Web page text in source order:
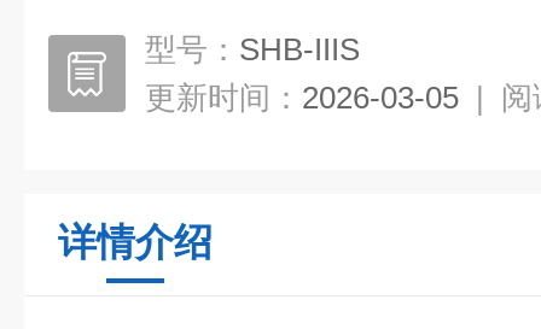
型号： SHB-IIIS
更新时间： 2026-03-05 | 阅
详情介绍